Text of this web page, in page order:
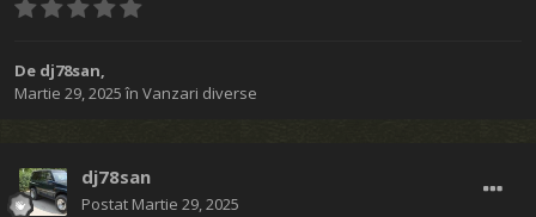
De dj78san,
Martie 29, 2025în Vanzari diverse
dj78san
Postat Martie 29, 2025